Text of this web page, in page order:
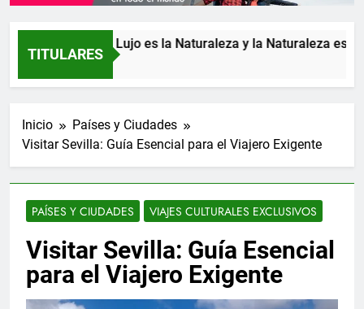
TITULARES
donde el Lujo es la Naturaleza y la Naturaleza es el Lujo
Inicio
Países y Ciudades
Visitar Sevilla: Guía Esencial para el Viajero Exigente
PAÍSES Y CIUDADES VIAJES CULTURALES EXCLUSIVOS
Visitar Sevilla: Guía Esencial
para el Viajero Exigente